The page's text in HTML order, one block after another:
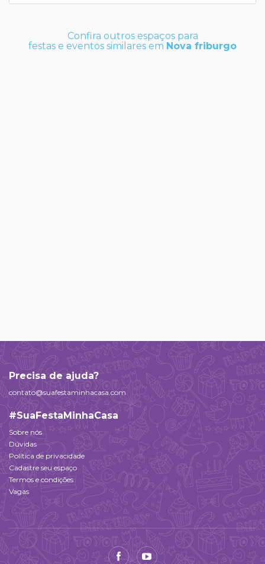
Confira outros espaços para
festas e eventos similares em Nova friburgo
Precisa de ajuda?
contato@suafestaminhacasa.com
#SuaFestaMinhaCasa
Sobre nós
Dúvidas
Política de privacidade
Cadastre seu espaço
Termos e condições
Vagas